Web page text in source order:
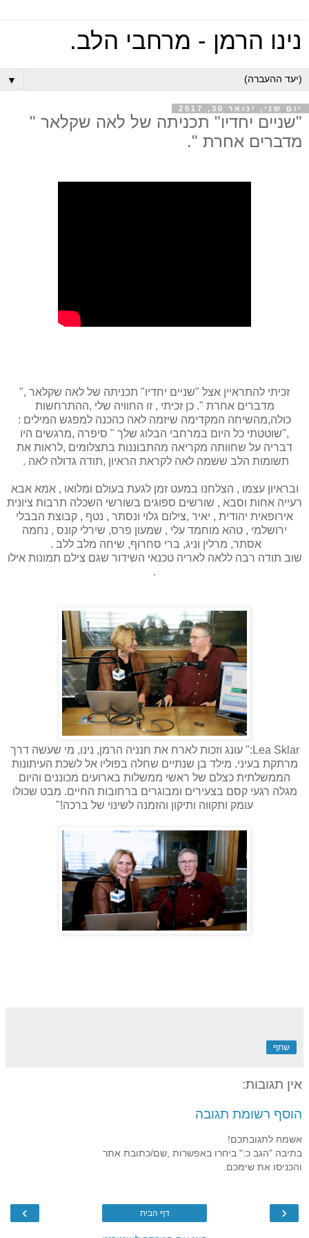
נינו הרמן - מרחבי הלב.
▼
יום שני, ינואר 30, 2017
"שניים יחדיו" תכניתה של לאה שקלאר "
מדברים אחרת ".
זכיתי להתראיין אצל "שניים יחדיו" תכניתה של לאה שקלאר ,"
מדברים אחרת ". כן זכיתי , זו החוויה שלי ,ההתרחשות
כולה,מהשיחה המקדימה שיזמה לאה כהכנה למפגש המילים :
,"שוטטתי כל היום במרחבי הבלוג שלך " סיפרה ,מרגשים היו
דבריה על שחוותה מקריאה מהתבוננות בתצלומים ,לראות את
תשומות הלב ששמה לאה לקראת הראיון ,תודה גדולה לאה .
ובראיון עצמו , הצלחנו במעט זמן לגעת בעולם ומלואו , אמא אבא
רעייה אחות וסבא , שורשים ספוגים בשורשי השכלה תרבות ציונית
אירופאית יהודית , יאיר ,צילום גלוי ונסתר , נטף , קבוצת הבבלי
ירושלמי , טהא מוחמד עלי , שמעון פרס, שירלי קונס , נחמה
אסתר, מרלין וניג, ברי סחרוף, שיחה מלב ללב .
שוב תודה רבה ללאה לאריה טכנאי השידור שגם צילם תמונות אילו
.
Lea Sklar:" עונג וזכות לארח את חנניה הרמן, נינו, מי שעשה דרך
מרתקת בעיני. מילד בן שנתיים שחלה בפוליו אל לשכת העיתונות
הממשלתית כצלם של ראשי ממשלות בארועים מכוננים והיום
מגלה רגעי קסם בצעירים ומבוגרים ברחובות החיים. מבט שכולו
עומק ותקווה ותיקון והזמנה לשינוי של ברכה!"
שתף
אין תגובות:
הוסף רשומת תגובה
אשמח לתגובתכם!
בתיבה "הגב כ:" ביחרו באפשרות ,שם/כתובת אתר
והכניסו את שימכם.
‹
› דף הבית